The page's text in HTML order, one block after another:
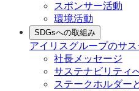
スポンサー活動
環境活動
SDGsへの取組み
アイリスグループのサ
社長メッセージ
サステナビリティ
ステークホルダー